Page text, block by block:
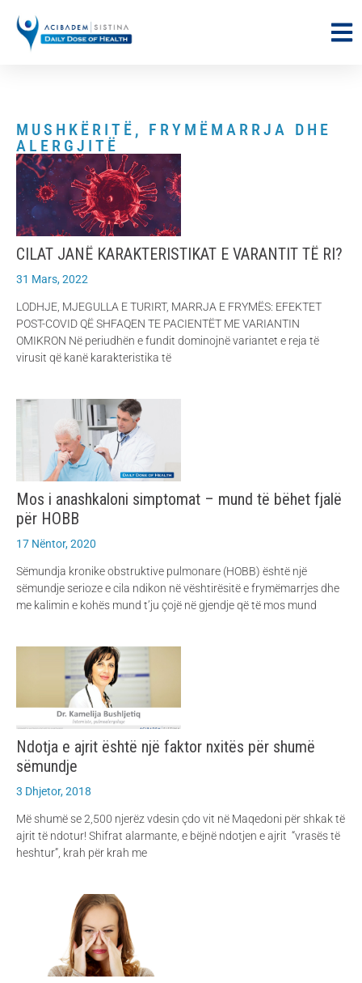
MUSHKËRITË, FRYMËMARRJA DHE
ALERGJITË
CILAT JANË KARAKTERISTIKAT E VARANTIT TË RI?
31 Mars, 2022
LODHJE, MJEGULLA E TURIRT, MARRJA E FRYMËS: EFEKTET
POST-COVID QË SHFAQEN TE PACIENTËT ME VARIANTIN
OMIKRON Në periudhën e fundit dominojnë variantet e reja të
virusit që kanë karakteristika të
Mos i anashkaloni simptomat – mund të bëhet fjalë
për HOBB
17 Nëntor, 2020
Sëmundja kronike obstruktive pulmonare (HOBB) është një
sëmundje serioze e cila ndikon në vështirësitë e frymëmarrjes dhe
me kalimin e kohës mund t’ju çojë në gjendje që të mos mund
Ndotja e ajrit është një faktor nxitës për shumë
sëmundje
3 Dhjetor, 2018
Më shumë se 2,500 njerëz vdesin çdo vit në Maqedoni për shkak të
ajrit të ndotur! Shifrat alarmante, e bëjnë ndotjen e ajrit “vrasës të
heshtur”, krah për krah me